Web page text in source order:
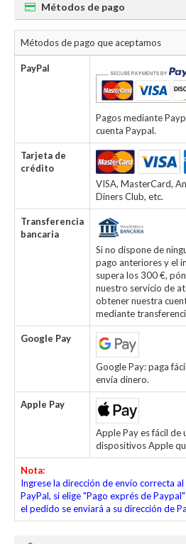
Métodos de pago
Métodos de pago que aceptamos
PayPal
Pagos mediante
cuenta Paypal.
Tarjeta de
crédito
VISA, MasterCard,
Diners Club, etc.
Transferencia
bancaria
Si no dispone de
pago anteriores y el
supera los 300 €,
nuestro servicio de
obtener nuestra
mediante
Google Pay
Google Pay: paga
envía dinero.
Apple Pay
Apple Pay es fácil de
dispositivos Apple
Nota:
Ingrese la dirección de envío correcta
PayPal, si elige "Pago exprés de
el pedido se enviará a su dirección de